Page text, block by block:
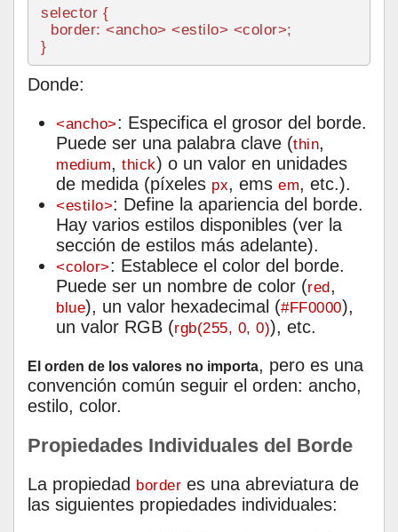
selector {
border: <ancho> <estilo> <color>;
Donde:
<ancho>: Especifica el grosor del borde.
Puede ser una palabra clave (thin,
medium, thick) o un valor en unidades
de medida (píxeles px, ems em, etc.).
<estilo>: Define la apariencia del borde.
Hay varios estilos disponibles (ver la
sección de estilos más adelante).
<color>: Establece el color del borde.
Puede ser un nombre de color (red,
blue), un valor hexadecimal (#FF0000),
un valor RGB (rgb(255, 0, 0)), etc.
El orden de los valores no importa, pero es una
convención común seguir el orden: ancho,
estilo, color.
Propiedades Individuales del Borde
La propiedad border es una abreviatura de
las siguientes propiedades individuales: